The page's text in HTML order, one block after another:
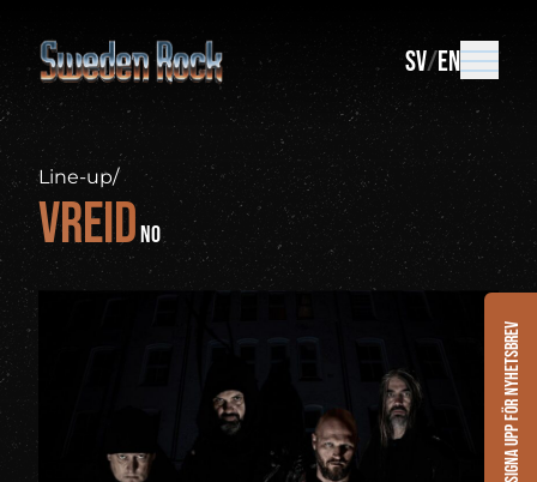
SV EN
Line-up/
VreidNO
Signa upp för nyhetsbrev